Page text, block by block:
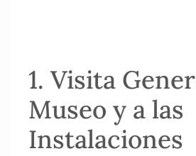
1. Visita
Museo y a las
Instalaciones